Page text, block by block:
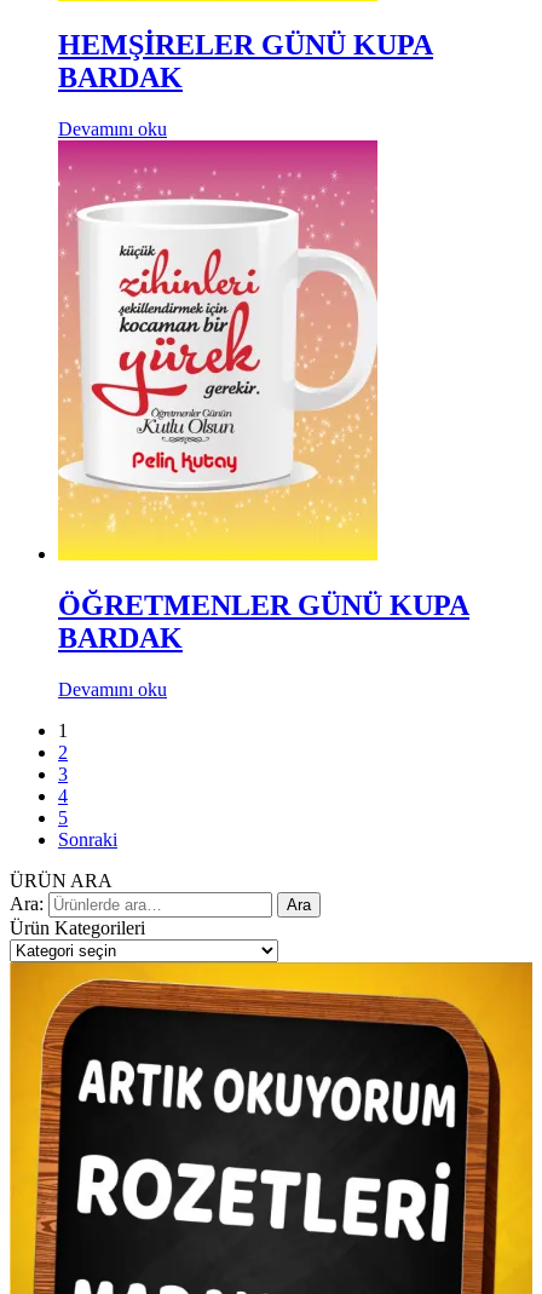
HEMŞİRELER GÜNÜ KUPA
BARDAK
Devamını oku
ÖĞRETMENLER GÜNÜ KUPA
BARDAK
Devamını oku
1
2
3
4
5
Sonraki
ÜRÜN ARA
Ara:
Ara
Ürün Kategorileri